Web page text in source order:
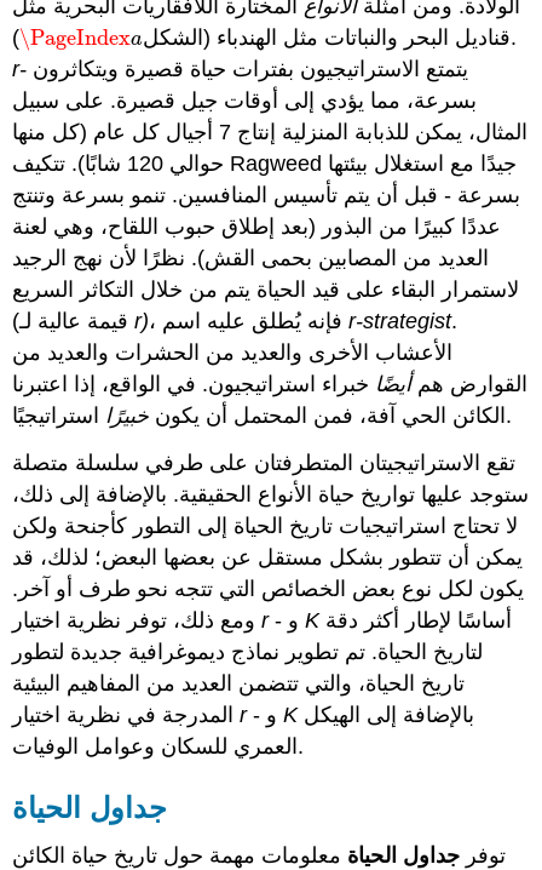
الولادة. ومن أمثلةالأنواع المختارة اللافقاريات البحرية مثل
قناديل البحر والنباتات مثل الهندباء (الشكل \PageIndexa
\PageIndexa
).
r-
بسرعة، مما يؤدي إلى أوقات جيل قصيرة. على سبيل
المثال، يمكن للذبابة المنزلية إنتاج 7 أجيال كل عام (كل منها
حوالي 120 شابًا). تتكيف Ragweed جيدًا مع استغلال بيئتها
بسرعة - قبل أن يتم تأسيس المنافسين. تنمو بسرعة وتنتج
عددًا كبيرًا من البذور (بعد إطلاق حبوب اللقاح، وهي لعنة
العديد من المصابين بحمى القش). نظرًا لأن نهج الرجيد
لاستمرار البقاء على قيد الحياة يتم من خلال التكاثر السريع
(قيمة عالية لـr) ، فإنه يُطلق عليه اسمr-strategist.
الأعشاب الأخرى والعديد من الحشرات والعديد من
القوارض همأيضًا خبراء استراتيجيون. في الواقع، إذا اعتبرنا
الكائن الحي آفة، فمن المحتمل أن يكون خبيرًا
استراتيجيًا.
تقع الاستراتيجيتان المتطرفتان على طرفي سلسلة متصلة
ستوجد عليها تواريخ حياة الأنواع الحقيقية. بالإضافة إلى ذلك،
لا تحتاج استراتيجيات تاريخ الحياة إلى التطور كأجنحة ولكن
يمكن أن تتطور بشكل مستقل عن بعضها البعض؛ لذلك، قد
يكون لكل نوع بعض الخصائص التي تتجه نحو طرف أو آخر.
ومع ذلك، توفر نظرية اختيارr - وKأساسًا لإطار أكثر دقة
لتاريخ الحياة. تم تطوير نماذج ديموغرافية جديدة لتطور
تاريخ الحياة، والتي تتضمن العديد من المفاهيم البيئية
المدرجة في نظرية اختيارr - وKبالإضافة إلى الهيكل
العمري للسكان وعوامل الوفيات.
جداول الحياة
توفر جداول الحياة معلومات مهمة حول تاريخ حياة الكائن